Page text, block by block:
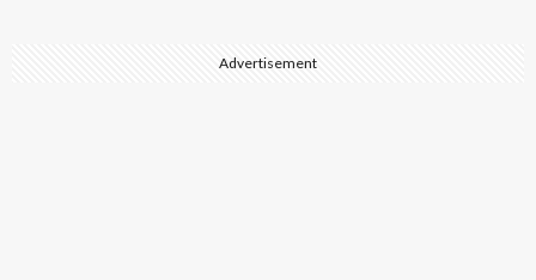
Advertisement